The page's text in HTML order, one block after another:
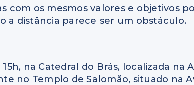
com os mesmos valores e objetivos
a distância parece ser um obstáculo.
na Catedral do Brás, localizada na
no Templo de Salomão, situado na